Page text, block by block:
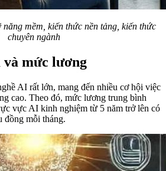
mềm, kiến thức nền tảng, kiến thức
chuyên ngành
và mức lương
AI rất lớn, mang đến nhiều cơ hội việc
cao. Theo đó, mức lương trung bình
vực AI kinh nghiệm từ 5 năm trở lên có
đồng mỗi tháng.